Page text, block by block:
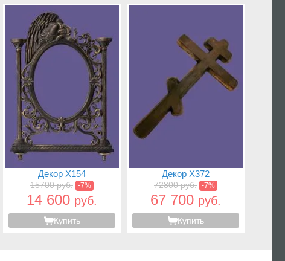
Декор X154
15700 руб. -7%
14 600 руб.
Купить
Декор X372
72800 руб. -7%
67 700 руб.
Купить